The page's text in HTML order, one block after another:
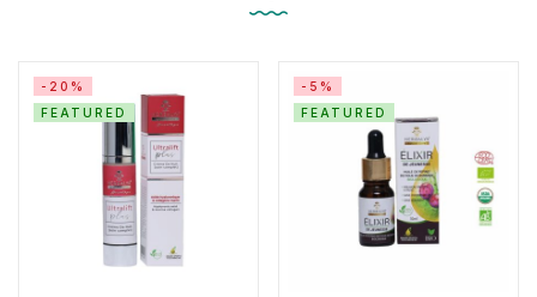
-20%
FEATURED
-5%
FEATURED